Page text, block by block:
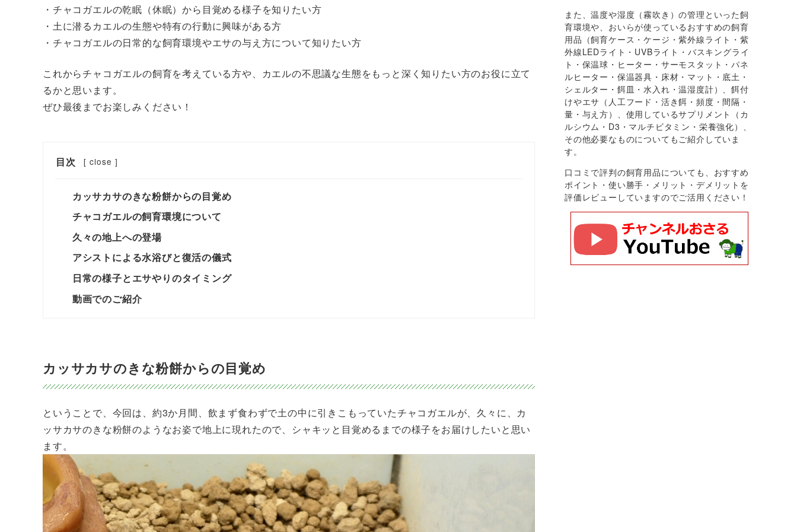
・チャコガエルの乾眠（休眠）から目覚める様子を知りたい方
・土に潜るカエルの生態や特有の行動に興味がある方
・チャコガエルの日常的な飼育環境やエサの与え方について知りたい方
これからチャコガエルの飼育を考えている方や、カエルの不思議な生態をもっと深く知りたい方のお役に立て
るかと思います。
ぜひ最後までお楽しみください！
目次 [ close ]
カッサカサのきな粉餅からの目覚め
チャコガエルの飼育環境について
久々の地上への登場
アシストによる水浴びと復活の儀式
日常の様子とエサやりのタイミング
動画でのご紹介
カッサカサのきな粉餅からの目覚め
ということで、今回は、約3か月間、飲まず食わずで土の中に引きこもっていたチャコガエルが、久々に、カ
ッサカサのきな粉餅のようなお姿で地上に現れたので、シャキッと目覚めるまでの様子をお届けしたいと思い
ます。
また、温度や湿度（霧吹き）の管理といった飼
育環境や、おいらが使っているおすすめの飼育
用品（飼育ケース・ケージ・紫外線ライト・紫
外線LEDライト・UVBライト・バスキングライ
ト・保温球・ヒーター・サーモスタット・パネ
ルヒーター・保温器具・床材・マット・底土・
シェルター・餌皿・水入れ・温湿度計）、餌付
けやエサ（人工フード・活き餌・頻度・間隔・
量・与え方）、使用しているサプリメント（カ
ルシウム・D3・マルチビタミン・栄養強化）、
その他必要なものについてもご紹介していま
す。
口コミで評判の飼育用品についても、おすすめ
ポイント・使い勝手・メリット・デメリットを
評価レビューしていますのでご活用ください！